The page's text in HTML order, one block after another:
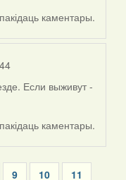
каментары.
Если выживут -
каментары.
Page
9 Page
10 Page
11